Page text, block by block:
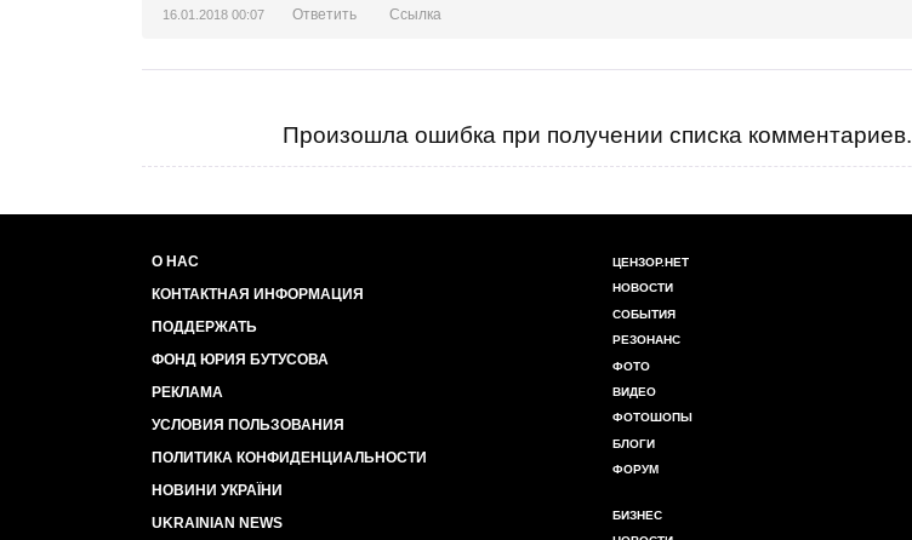
16.01.2018 00:07 Ответить Ссылка
Произошла ошибка при получении списка комментариев.
О НАС
КОНТАКТНАЯ ИНФОРМАЦИЯ
ПОДДЕРЖАТЬ
ФОНД ЮРИЯ БУТУСОВА
РЕКЛАМА
УСЛОВИЯ ПОЛЬЗОВАНИЯ
ПОЛИТИКА КОНФИДЕНЦИАЛЬНОСТИ
НОВИНИ УКРАЇНИ
UKRAINIAN NEWS
ЦЕНЗОР.НЕТ
НОВОСТИ
СОБЫТИЯ
РЕЗОНАНС
ФОТО
ВИДЕО
ФОТОШОПЫ
БЛОГИ
ФОРУМ
БИЗНЕС